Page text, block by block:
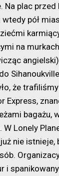
Na plac przed
pół
na
że
Express,
bagażu,
Lonely
nie istnieje,
i